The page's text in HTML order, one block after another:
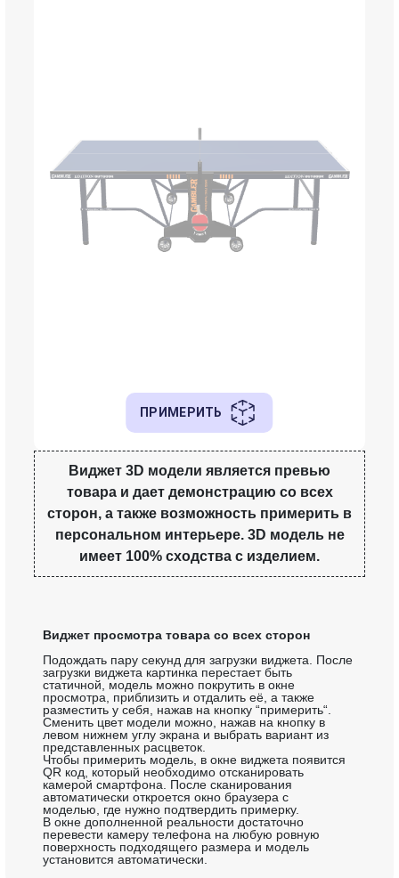
Виджет 3D модели является превью
товара и дает демонстрацию со всех
сторон, а также возможность примерить в
персональном интерьере. 3D модель не
имеет 100% сходства с изделием.
Виджет просмотра товара со всех сторон
Подождать пару секунд для загрузки виджета. После
загрузки виджета картинка перестает быть
статичной, модель можно покрутить в окне
просмотра, приблизить и отдалить её, а также
разместить у себя, нажав на кнопку “примерить“.
Сменить цвет модели можно, нажав на кнопку в
левом нижнем углу экрана и выбрать вариант из
представленных расцветок.
Чтобы примерить модель, в окне виджета появится
QR код, который необходимо отсканировать
камерой смартфона. После сканирования
автоматически откроется окно браузера с
моделью, где нужно подтвердить примерку.
В окне дополненной реальности достаточно
перевести камеру телефона на любую ровную
поверхность подходящего размера и модель
установится автоматически.